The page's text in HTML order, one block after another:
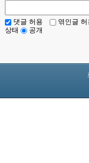
댓글 허용
엮인글 허
상태
공개